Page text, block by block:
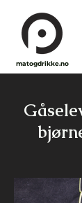
matogdrikke.no